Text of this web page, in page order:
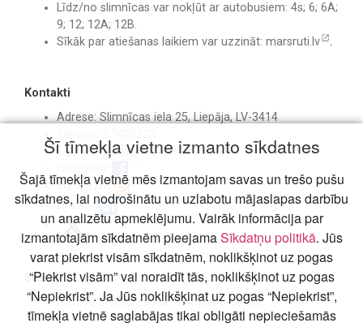
Līdz/no slimnīcas var nokļūt ar autobusiem: 4s; 6; 6A;
9; 12; 12A; 12B.
Sīkāk par atiešanas laikiem var uzzināt: marsruti.lv .
Kontakti
Adrese: Slimnīcas iela 25, Liepāja, LV-3414
E-pasts:birojs@liepajasslimnica.lv
Instagram
Linkedin
Svarīgi
Slimību profilakses un kontroles centrs
Šī tīmekļa vietne izmanto sīkdatnes
Šajā tīmekļa vietnē mēs izmantojam savas un trešo pušu
sīkdatnes, lai nodrošinātu un uzlabotu mājaslapas darbību
un analizētu apmeklējumu. Vairāk informācija par
izmantotajām sīkdatnēm pieejamaSīkdatņu politikā. Jūs
varat piekrist visām sīkdatnēm, noklikšķinot uz pogas
“Piekrist visām” vai noraidīt tās, noklikšķinot uz pogas
“Nepiekrist”. Ja Jūs noklikšķinat uz pogas “Nepiekrist”,
tīmekļa vietnē saglabājas tikai obligāti nepieciešamās